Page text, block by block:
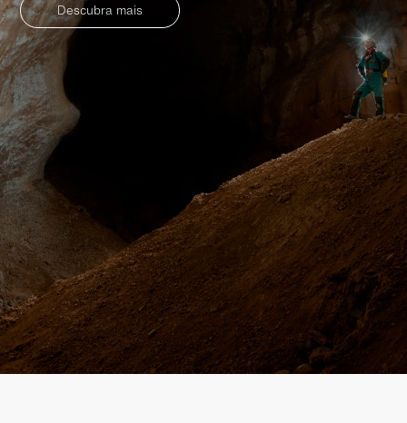
Descubra mais